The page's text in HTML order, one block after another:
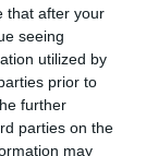
that after your
seeing
utilized by
prior to
further
parties on the
may
non
etc etc, on
on a
RÉPONDRE